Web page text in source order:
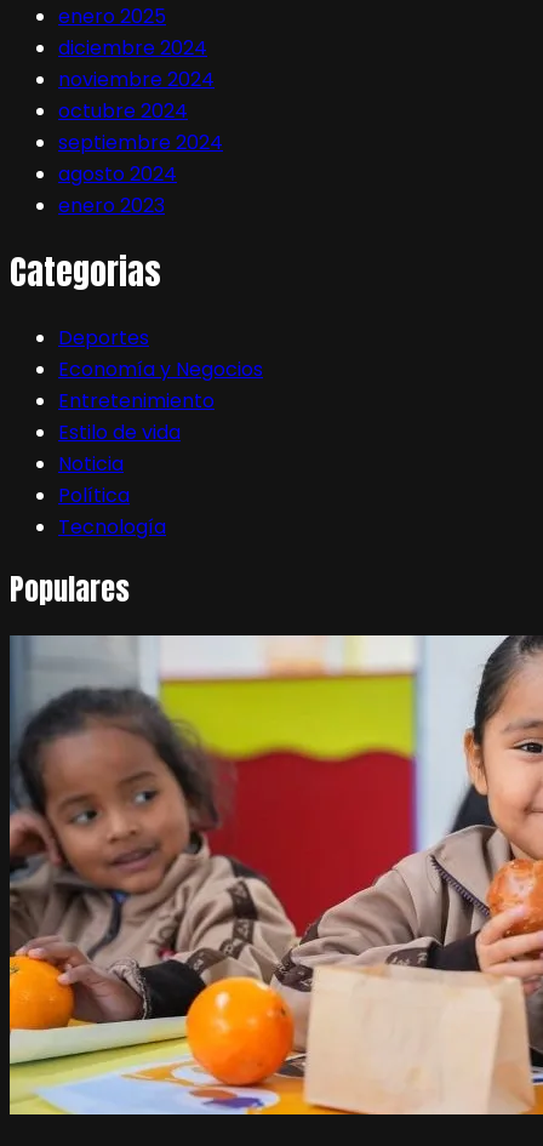
enero 2025
diciembre 2024
noviembre 2024
octubre 2024
septiembre 2024
agosto 2024
enero 2023
Categorias
Deportes
Economía y Negocios
Entretenimiento
Estilo de vida
Noticia
Política
Tecnología
Populares